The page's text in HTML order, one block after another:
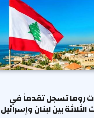
روما تسجل تقدماً في
الثلاثة بين لبنان وإسرائيل